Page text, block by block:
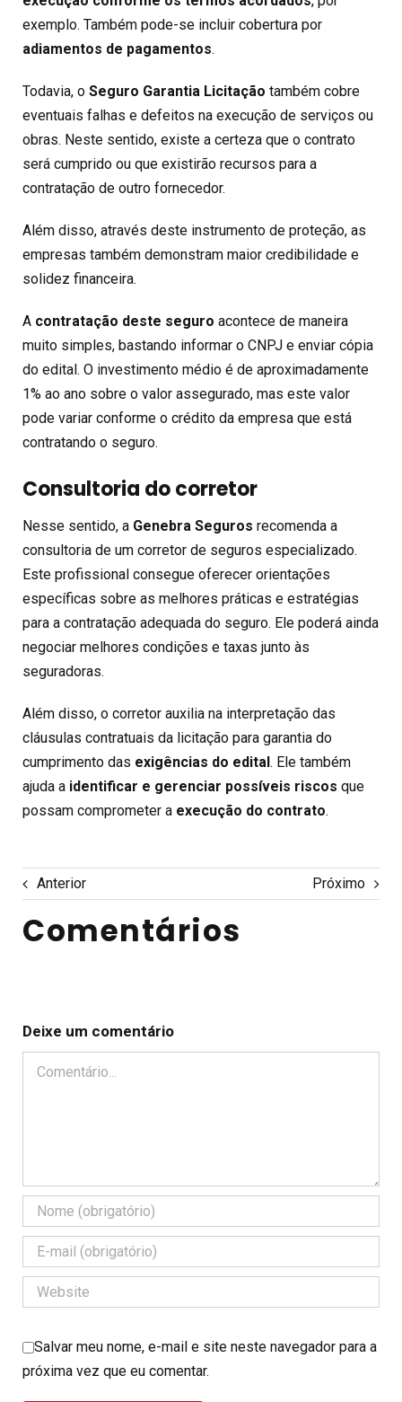
exemplo. Também pode-se incluir cobertura por
adiamentos de pagamentos.
Todavia, o Seguro Garantia Licitação também cobre
eventuais falhas e defeitos na execução de serviços ou
obras. Neste sentido, existe a certeza que o contrato
será cumprido ou que existirão recursos para a
contratação de outro fornecedor.
Além disso, através deste instrumento de proteção, as
empresas também demonstram maior credibilidade e
solidez financeira.
A contratação deste seguro acontece de maneira
muito simples, bastando informar o CNPJ e enviar cópia
do edital. O investimento médio é de aproximadamente
1% ao ano sobre o valor assegurado, mas este valor
pode variar conforme o crédito da empresa que está
contratando o seguro.
Consultoria do corretor
Nesse sentido, a Genebra Seguros recomenda a
consultoria de um corretor de seguros especializado.
Este profissional consegue oferecer orientações
específicas sobre as melhores práticas e estratégias
para a contratação adequada do seguro. Ele poderá ainda
negociar melhores condições e taxas junto às
seguradoras.
Além disso, o corretor auxilia na interpretação das
cláusulas contratuais da licitação para garantia do
cumprimento das exigências do edital. Ele também
ajuda a identificar e gerenciar possíveis riscos que
possam comprometer a execução do contrato.
Anterior Próximo
Comentários
Deixe um comentário
Comentário
Salvar meu nome, e-mail e site neste navegador para a
próxima vez que eu comentar.